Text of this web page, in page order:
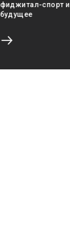
фиджитал-спорт
будущее